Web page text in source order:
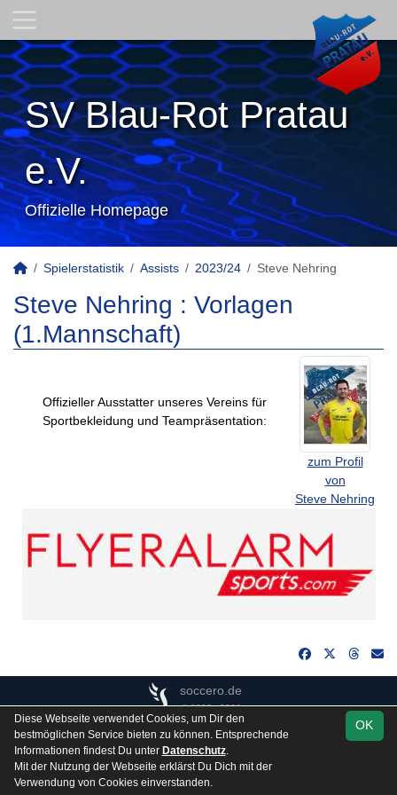
SV Blau-Rot Pratau
e.V.
Offizielle Homepage
Spielerstatistik Assists 2023/24 Steve Nehring
Steve Nehring : Vorlagen
(1.Mannschaft)
zum Profil
von
Steve Nehring
Offizieller Ausstatter unseres Vereins für
Sportbekleidung und Teampräsentation:
soccero.de
© 2006 - 2026
Besucherstatistik Kontakt Impressum
Gästebuch
Datenschutz
OK
Diese Webseite verwendet Cookies, um Dir den
bestmöglichen Service bieten zu können. Entsprechende
Informationen findest Du unter Datenschutz.
Mit der Nutzung der Webseite erklärst Du Dich mit der
Verwendung von Cookies einverstanden.